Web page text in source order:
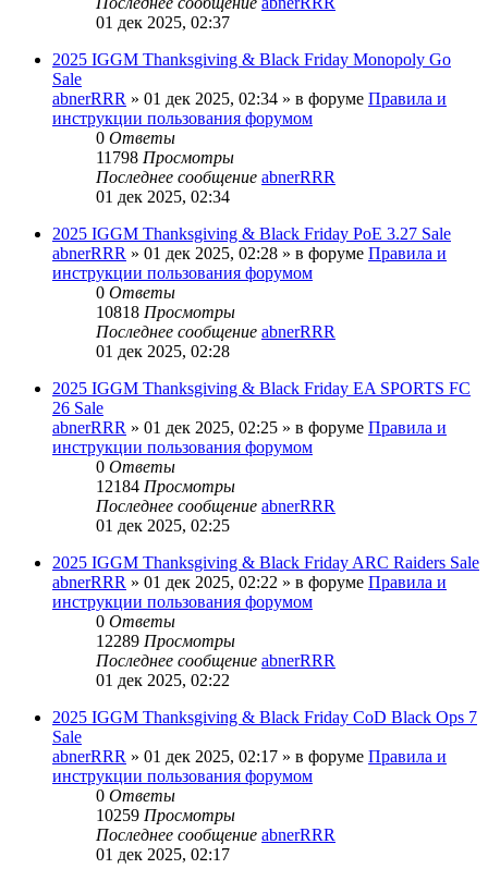
01 дек 2025, 02:37
2025 IGGM Thanksgiving & Black Friday Monopoly Go
Sale
abnerRRR » 01 дек 2025, 02:34 » в форуме Правила и
инструкции пользования форумом
0 Ответы
11798 Просмотры
Последнее сообщение abnerRRR
01 дек 2025, 02:34
2025 IGGM Thanksgiving & Black Friday PoE 3.27 Sale
abnerRRR » 01 дек 2025, 02:28 » в форуме Правила и
инструкции пользования форумом
0 Ответы
10818 Просмотры
Последнее сообщение abnerRRR
01 дек 2025, 02:28
2025 IGGM Thanksgiving & Black Friday EA SPORTS FC
26 Sale
abnerRRR » 01 дек 2025, 02:25 » в форуме Правила и
инструкции пользования форумом
0 Ответы
12184 Просмотры
Последнее сообщение abnerRRR
01 дек 2025, 02:25
2025 IGGM Thanksgiving & Black Friday ARC Raiders Sale
abnerRRR » 01 дек 2025, 02:22 » в форуме Правила и
инструкции пользования форумом
0 Ответы
12289 Просмотры
Последнее сообщение abnerRRR
01 дек 2025, 02:22
2025 IGGM Thanksgiving & Black Friday CoD Black Ops 7
Sale
abnerRRR » 01 дек 2025, 02:17 » в форуме Правила и
инструкции пользования форумом
0 Ответы
10259 Просмотры
Последнее сообщение abnerRRR
01 дек 2025, 02:17